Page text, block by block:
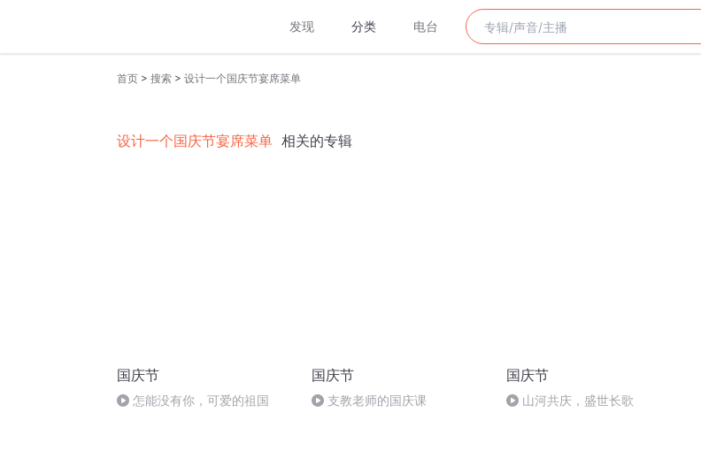
发现 分类 电台
首页 > 搜索 > 设计一个国庆节宴席菜单
设计一个国庆节宴席菜单 相关的专辑
国庆节
怎能没有你，可爱的祖国
国庆节
支教老师的国庆课
国庆节
山河共庆，盛世长歌